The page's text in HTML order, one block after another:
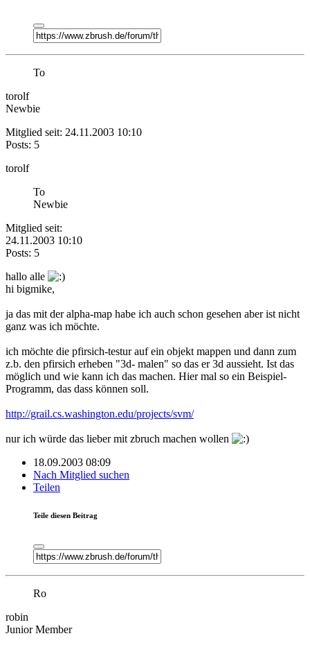
To
torolf
Newbie
Mitglied seit: 24.11.2003 10:10
Posts: 5
torolf
To
Newbie
Mitglied seit:
24.11.2003 10:10
Posts: 5
hallo alle
hi bigmike,
ja das mit der alpha-map habe ich auch schon gesehen aber ist nicht
ganz was ich möchte.
ich möchte die pfirsich-testur auf ein objekt mappen und dann zum
z.b. den pfirsich erheben "3d- malen" so das er 3d aussieht. Ist das
möglich und wie kann ich das machen. Hier mal so ein Beispiel-
Programm, das dass können soll.
http://grail.cs.washington.edu/projects/svm/
nur ich würde das lieber mit zbruch machen wollen
18.09.2003 08:09
Nach Mitglied suchen
Teilen
Teile diesen Beitrag
Ro
robin
Junior Member